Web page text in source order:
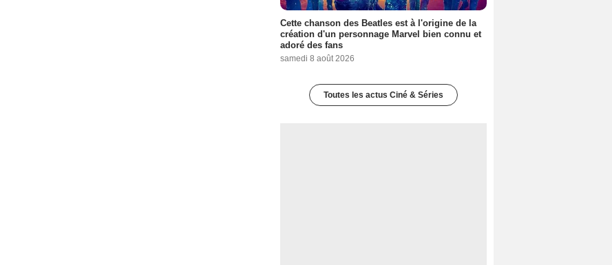
Cette chanson des Beatles est à l'origine de la
création d'un personnage Marvel bien connu et
adoré des fans
samedi 8 août 2026
Toutes les actus Ciné & Séries